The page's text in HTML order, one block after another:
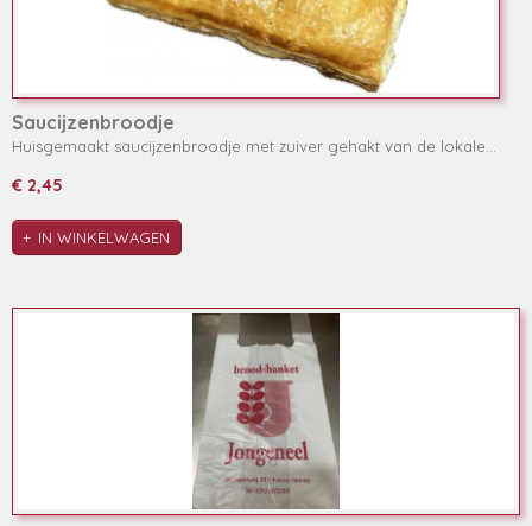
Saucijzenbroodje
Huisgemaakt saucijzenbroodje met zuiver gehakt van de lokale…
€ 2,45
IN WINKELWAGEN